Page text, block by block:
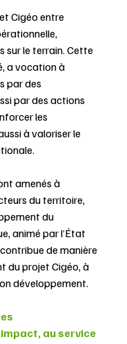
Cigéo entre
sur le terrain. Cette
a vocation à
par des
par des actions
les
à valoriser le
amenés à
du territoire,
du
animé par l’État
de manière
du projet Cigéo, à
développement.
au service